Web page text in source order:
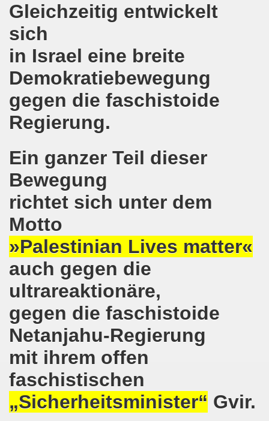
Gleichzeitig entwickelt
sich
in Israel eine breite
Demokratiebewegung
gegen die faschistoide
Regierung.
Ein ganzer Teil dieser
Bewegung
richtet sich unter dem
Motto
»Palestinian Lives matter«
auch gegen die
ultrareaktionäre,
gegen die faschistoide
Netanjahu-Regierung
mit ihrem offen
faschistischen
„Sicherheitsminister“ Gvir.
dem Rücken der Arbeiter, ihrer Familien und
Bewegung mit großer Resonanz und internationaler
Bewegung demonstriert und protestiert weiterhin
Bewegung in Gelsenkirchen: unübersehbares
Sofortiger Stopp der Bombardierungen von Aleppo!
Bewegung ruft zusammen mit der Flüchtlingsinitiative
Herbstdemonstration in Berlin
Teilnehmer, 15 Städte, Menschen aus mindestens 9
Bewegung am 19.09.2016 in Gelsenkirchen aktiv gegen
Bewegung im Zeichen "Aktiv gegen Kinderarmut!"
und Flüchtlinge rufen auf zur großen
Bewegung am Montag, den 12.09.2016 bereitet die
Montagsdemo-Bewegung
Bewegung gedenkt Friedel Metzlaff
alternativlos
594. Gelsenkirchener Montagsdemo-Bewegung
zur 13. Herbstdemonstration! Werdet selbst